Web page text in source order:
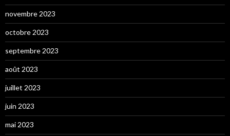
novembre 2023
octobre 2023
septembre 2023
août 2023
juillet 2023
juin 2023
mai 2023